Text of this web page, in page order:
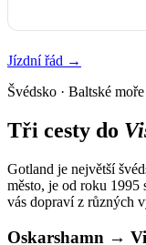
Jízdní řád →
Švédsko · Baltské
Tři cesty do
Gotland je největší
město, je od roku
vás dopraví z různých
Oskarshamn →